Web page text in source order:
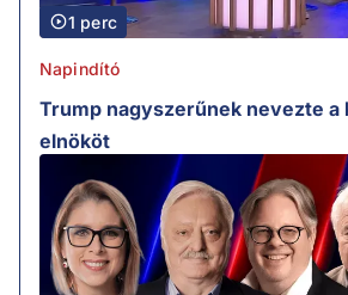
1 perc
Napindító
Trump nagyszerűnek nevezte a
elnököt